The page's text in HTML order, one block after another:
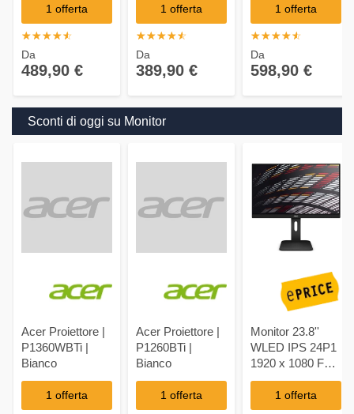
Mpx Android
1 offerta
☆☆☆☆☆
★★★★★
Da
489,90 €
Mpx Android
1 offerta
☆☆☆☆☆
★★★★★
Da
389,90 €
Ram 6GB
Storage 128GB
+Slot MicroSD
Wi-Fi + 4G
Fotocamera
1 offerta
☆☆☆☆☆
★★★★★
Da
598,90 €
Sconti di oggi su Monitor
Acer Proiettore |
P1360WBTi |
Bianco
1 offerta
Acer Proiettore |
P1260BTi |
Bianco
1 offerta
Monitor 23.8''
WLED IPS 24P1
1920 x 1080 Full
HD Tempo di
Risposta 5 ms
1 offerta